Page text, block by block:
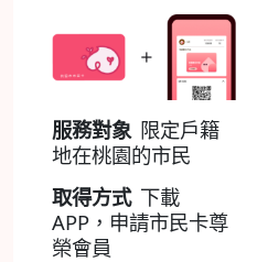
服務對象 限定戶籍
地在桃園的市民
取得方式 下載
APP，申請市民卡尊
榮會員